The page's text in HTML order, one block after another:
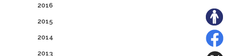
2016
2015
2014
2013